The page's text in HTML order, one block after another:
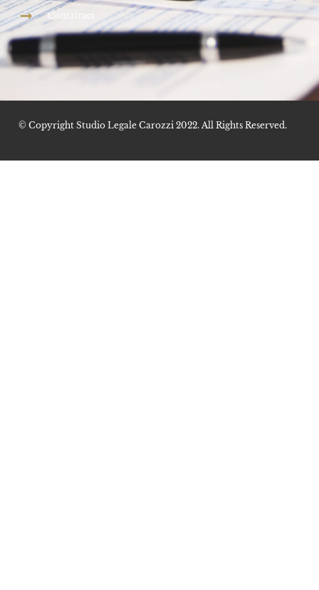
Contattaci
© Copyright Studio Legale Carozzi 2022. All Rights Reserved.